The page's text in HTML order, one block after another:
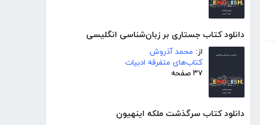
دانلود کتاب جستاری بر زبان‌شناسی انگلیسی
از: محمد آذروش
کتاب‌های متفرقه ادبیات
۳۷ صفحه
دانلود کتاب سرگذشت ملکه اینهیون